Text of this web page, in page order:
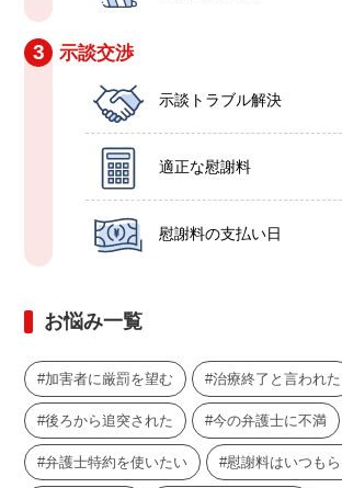
3 示談交渉
示談トラブル解決
適正な慰謝料
慰謝料の支払い日
お悩み一覧
加害者に厳罰を望む 治療終了と言われた
後ろから追突された 今の弁護士に不満
弁護士特約を使いたい 慰謝料はいつも